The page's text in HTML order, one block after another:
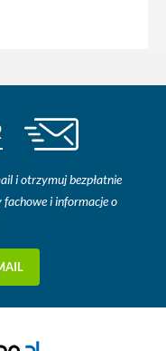
i otrzymuj bezpłatnie
fachowe i informacje o